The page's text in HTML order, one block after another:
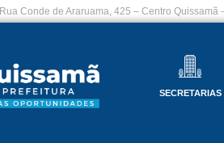
Rua Conde de Araruama, 425 – Centro Quissamã
SECRETARIAS